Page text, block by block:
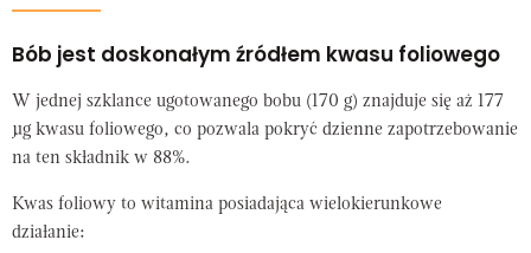
Bób jest doskonałym źródłem kwasu foliowego
W jednej szklance ugotowanego bobu (170 g) znajduje się aż 177
µg kwasu foliowego, co pozwala pokryć dzienne zapotrzebowanie
na ten składnik w 88%.
Kwas foliowy to witamina posiadająca wielokierunkowe
działanie: